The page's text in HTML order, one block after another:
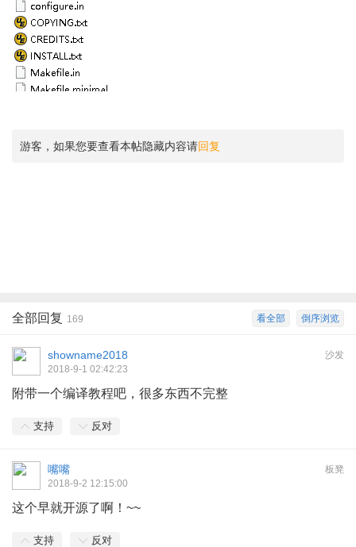
游客，如果您要查看本帖隐藏内容请回复
倒序浏览
看全部
全部回复 169
沙发
showname2018
2018-9-1 02:42:23
附带一个编译教程吧，很多东西不完整
支持 反对
板凳
嘴嘴
2018-9-2 12:15:00
这个早就开源了啊！~~
支持 反对